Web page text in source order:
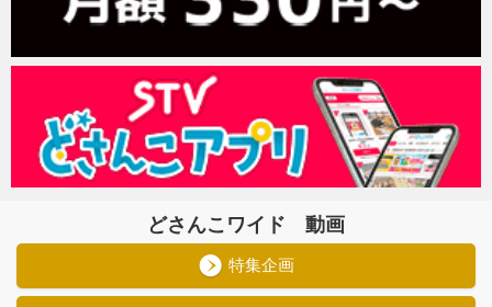
どさんこワイド 動画
特集企画